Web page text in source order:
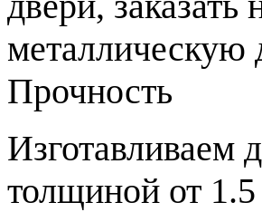
Прочность
Изготавливаем
толщиной от